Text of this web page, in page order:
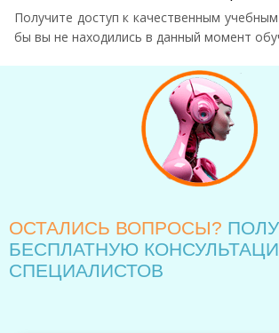
Получите доступ к качественным
бы вы не находились в данный момент